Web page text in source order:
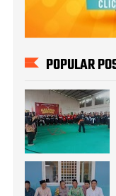
POPULAR